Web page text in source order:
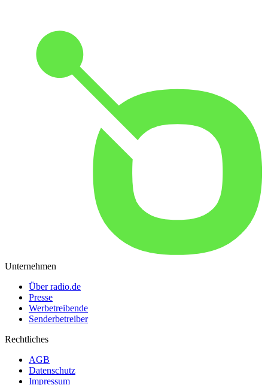
Unternehmen
Über radio.de
Presse
Werbetreibende
Senderbetreiber
Rechtliches
AGB
Datenschutz
Impressum